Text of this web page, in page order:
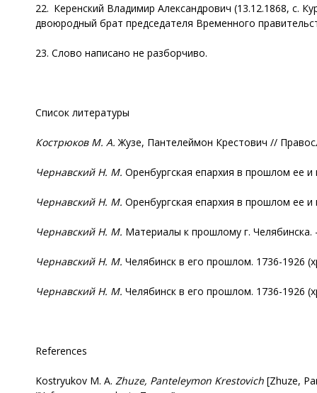
22. Керенский Владимир Александрович (13.12.1868, с.
двоюродный брат председателя Временного
23. Слово написано не разборчиво.
Список литературы
Кострюков М. А. Жузе, Пантелеймон Крестович //
Чернавский Н. М. Оренбургская епархия в прошлом ее
Чернавский Н. М. Оренбургская епархия в прошлом ее
Чернавский Н. М. Материалы к прошлому г. Челябинска.
Чернавский Н. М. Челябинск в его прошлом. 1736-1926
Чернавский Н. М. Челябинск в его прошлом. 1736-1926
References
Kostryukov M. A. Zhuze, Panteleymon Krestovich [Zhuze,